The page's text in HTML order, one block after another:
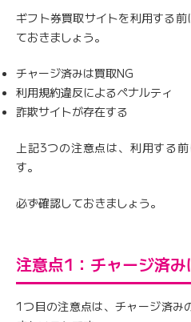
ギフト券買取サイトを利用する前
ておきましょう。
チャージ済みは買取NG
利用規約違反によるペナルティ
詐欺サイトが存在する
上記3つの注意点は、利用する
す。
必ず確認しておきましょう。
注意点1：チャージ済
1つ目の注意点は、チャージ済